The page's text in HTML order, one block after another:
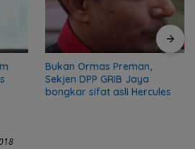
Bukan Ormas Preman,
Sekjen DPP GRIB Jaya
bongkar sifat asli Hercules